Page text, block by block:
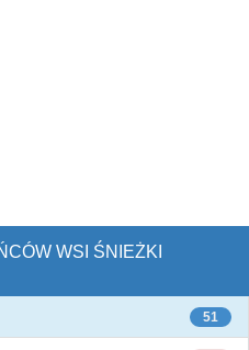
WSI ŚNIEŻKI
51